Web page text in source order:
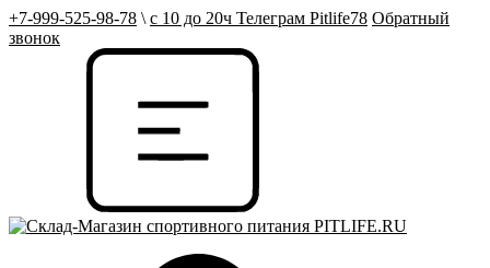
+7-999-525-98-78 \ с 10 до 20ч Телеграм Pitlife78 Обратный
звонок